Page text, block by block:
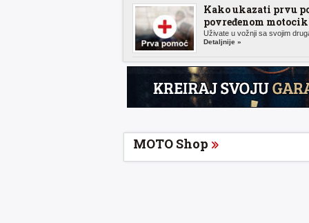
Kako ukazati prvu
povređenom
Uživate u vožnji sa svojim
Detaljnije »
MOTO Shop